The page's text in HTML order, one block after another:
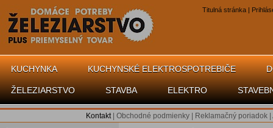
Titulná stránka |
KUCHYNKA KUCHYNSKÉ ELEKTROSPOTREBIČE
ŽELEZIARSTVO STAVBA ELEKTRO
Kontakt| Obchodné podmienky Reklamačný poriadok